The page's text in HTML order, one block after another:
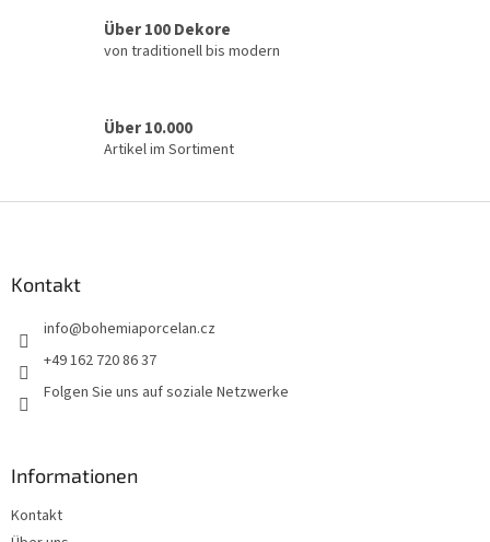
d
e
Über 100 Dekore
von traditionell bis modern
Über 10.000
Artikel im Sortiment
Kontakt
info@bohemiaporcelan.cz
+49 162 720 86 37
Folgen Sie uns auf soziale Netzwerke
Informationen
Kontakt